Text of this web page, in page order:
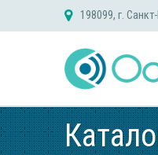
198099, г.